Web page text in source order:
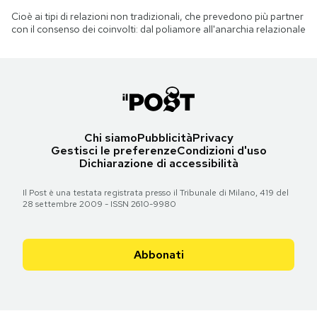
Cioè ai tipi di relazioni non tradizionali, che prevedono più partner
con il consenso dei coinvolti: dal poliamore all'anarchia relazionale
Chi siamoPubblicitàPrivacy
Gestisci le preferenzeCondizioni d'uso
Dichiarazione di accessibilità
Il Post è una testata registrata presso il Tribunale di Milano, 419 del
28 settembre 2009 - ISSN 2610-9980
Abbonati